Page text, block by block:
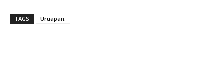
TAGS Uruapan.